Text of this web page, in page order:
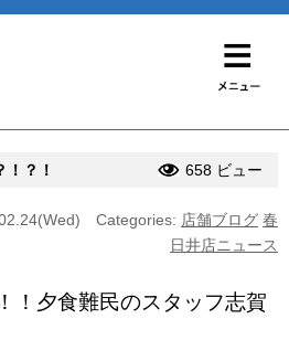
？！ 658 ビュー
Categories: 店舗ブログ 春
日井店ニュース
！夕食難民のスタッフ志賀